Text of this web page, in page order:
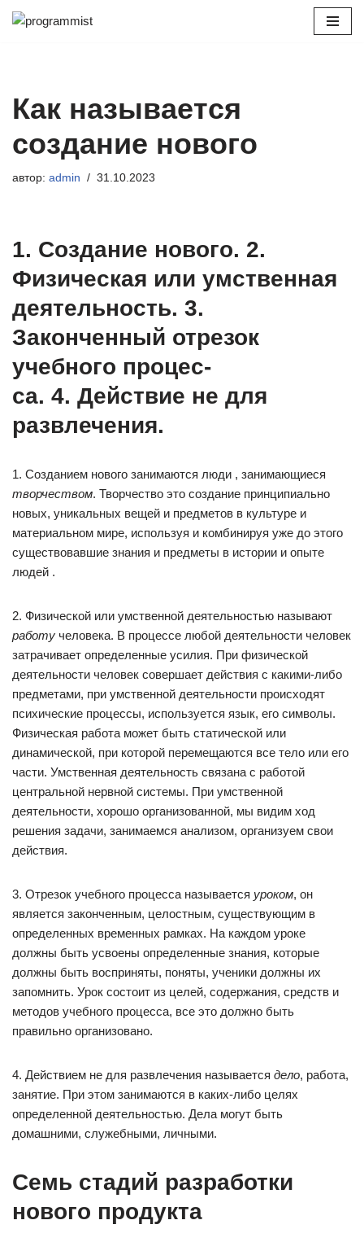
Как называется
создание нового
автор: admin 31.10.2023
1. Создание нового. 2.
Физическая или умственная
деятельность. 3.
Законченный отрезок
учебного процес-
са. 4. Действие не для
развлечения.
1. Созданием нового занимаются люди , занимающиеся
творчеством. Творчество это создание принципиально
новых, уникальных вещей и предметов в культуре и
материальном мире, используя и комбинируя уже до этого
существовавшие знания и предметы в истории и опыте
людей .
2. Физической или умственной деятельностью называют
работу человека. В процессе любой деятельности человек
затрачивает определенные усилия. При физической
деятельности человек совершает действия с какими-либо
предметами, при умственной деятельности происходят
психические процессы, используется язык, его символы.
Физическая работа может быть статической или
динамической, при которой перемещаются все тело или его
части. Умственная деятельность связана с работой
центральной нервной системы. При умственной
деятельности, хорошо организованной, мы видим ход
решения задачи, занимаемся анализом, организуем свои
действия.
3. Отрезок учебного процесса называется уроком, он
является законченным, целостным, существующим в
определенных временных рамках. На каждом уроке
должны быть усвоены определенные знания, которые
должны быть восприняты, поняты, ученики должны их
запомнить. Урок состоит из целей, содержания, средств и
методов учебного процесса, все это должно быть
правильно организовано.
4. Действием не для развлечения называется дело, работа,
занятие. При этом занимаются в каких-либо целях
определенной деятельностью. Дела могут быть
домашними, служебными, личными.
Семь стадий разработки
нового продукта